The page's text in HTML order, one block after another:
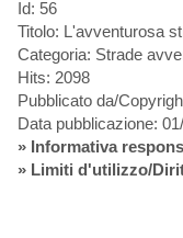
Id: 56
Titolo: L'avventurosa
Categoria: Strade
Hits: 2098
Pubblicato da/
Data pubblicazione:
» Informativa
» Limiti d'utilizzo/